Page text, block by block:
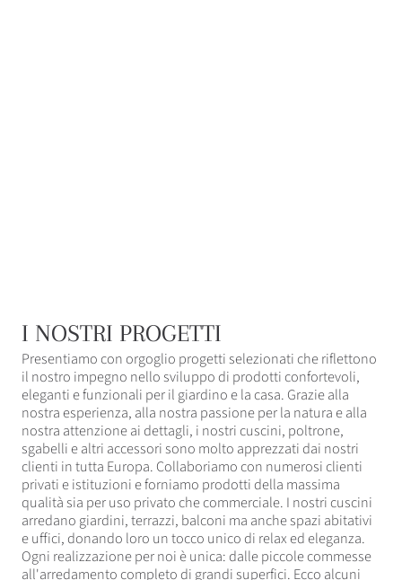
I NOSTRI PROGETTI
Presentiamo con orgoglio progetti selezionati che riflettono
il nostro impegno nello sviluppo di prodotti confortevoli,
eleganti e funzionali per il giardino e la casa. Grazie alla
nostra esperienza, alla nostra passione per la natura e alla
nostra attenzione ai dettagli, i nostri cuscini, poltrone,
sgabelli e altri accessori sono molto apprezzati dai nostri
clienti in tutta Europa. Collaboriamo con numerosi clienti
privati ​​e istituzioni e forniamo prodotti della massima
qualità sia per uso privato che commerciale. I nostri cuscini
arredano giardini, terrazzi, balconi ma anche spazi abitativi
e uffici, donando loro un tocco unico di relax ed eleganza.
Ogni realizzazione per noi è unica: dalle piccole commesse
all'arredamento completo di grandi superfici. Ecco alcuni